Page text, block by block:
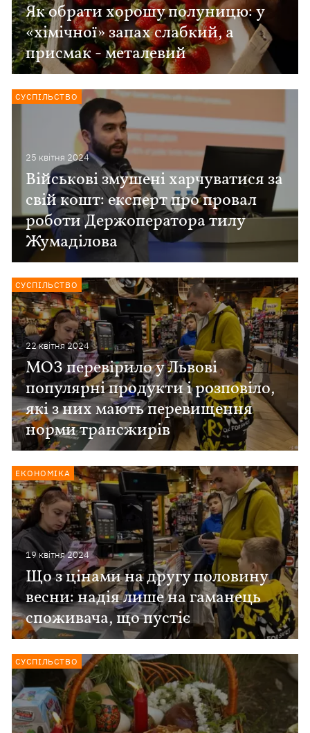
Як обрати хорошу полуницю: у
«хімічної» запах слабкий, а
присмак - металевий
25 квiтня 2024
Військові змушені харчуватися за
свій кошт: експерт про провал
роботи Держоператора тилу
Жумаділова
СУСПІЛЬСТВО
22 квiтня 2024
МОЗ перевірило у Львові
популярні продукти і розповіло,
які з них мають перевищення
норми трансжирів
СУСПІЛЬСТВО
19 квiтня 2024
Що з цінами на другу половину
весни: надія лише на гаманець
споживача, що пустіє
ЕКОНОМІКА
СУСПІЛЬСТВО